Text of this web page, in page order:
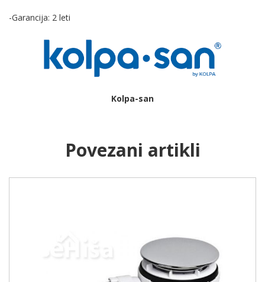
-Garancija: 2 leti
Kolpa-san
Povezani artikli